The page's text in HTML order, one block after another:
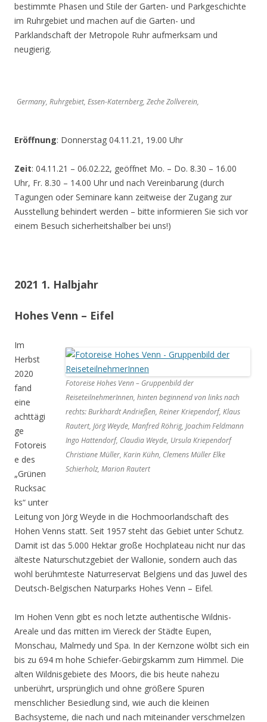
bestimmte Phasen und Stile der Garten- und Parkgeschichte
im Ruhrgebiet und machen auf die Garten- und
Parklandschaft der Metropole Ruhr aufmerksam und
neugierig.
Germany, Ruhrgebiet, Essen-Katernberg, Zeche Zollverein,
Eröffnung: Donnerstag 04.11.21, 19.00 Uhr
Zeit: 04.11.21 – 06.02.22, geöffnet Mo. – Do. 8.30 – 16.00
Uhr, Fr. 8.30 – 14.00 Uhr und nach Vereinbarung (durch
Tagungen oder Seminare kann zeitweise der Zugang zur
Ausstellung behindert werden – bitte informieren Sie sich vor
einem Besuch sicherheitshalber bei uns!)
2021 1. Halbjahr
Hohes Venn – Eifel
Fotoreise Hohes Venn – Gruppenbild der
ReiseteilnehmerInnen, hinten beginnend von links nach
rechts: Burkhardt Andrießen, Reiner Kriependorf, Klaus
Rautert, Jörg Weyde, Manfred Röhrig, Joachim Feldmann
Ingo Hattendorf, Claudia Weyde, Ursula Kriependorf
Christiane Müller, Karin Kühn, Clemens Müller Elke
Schierholz, Marion Rautert
Im
Herbst
2020
fand
eine
achttägi
ge
Fotoreis
e des
„Grünen
Rucksac
ks“ unter
Leitung von Jörg Weyde in die Hochmoorlandschaft des
Hohen Venns statt. Seit 1957 steht das Gebiet unter Schutz.
Damit ist das 5.000 Hektar große Hochplateau nicht nur das
älteste Naturschutzgebiet der Wallonie, sondern auch das
wohl berühmteste Naturreservat Belgiens und das Juwel des
Deutsch-Belgischen Naturparks Hohes Venn – Eifel.
Im Hohen Venn gibt es noch letzte authentische Wildnis-
Areale und das mitten im Viereck der Städte Eupen,
Monschau, Malmedy und Spa. In der Kernzone wölbt sich ein
bis zu 694 m hohe Schiefer-Gebirgskamm zum Himmel. Die
alten Wildnisgebiete des Moors, die bis heute nahezu
unberührt, ursprünglich und ohne größere Spuren
menschlicher Besiedlung sind, wie auch die kleinen
Bachsysteme, die nach und nach miteinander verschmelzen